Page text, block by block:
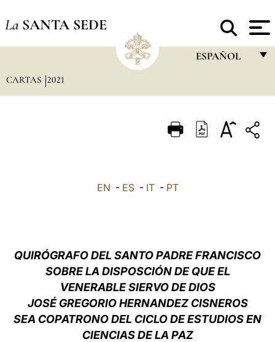
La SANTA SEDE
ESPAÑOL
ITALIANO
中文
LATINE
CARTAS 2021
EN - ES- IT- PT
QUIRÓGRAFO DEL SANTO PADRE FRANCISCO
SOBRE LA DISPOSCIÓN DE QUE EL
VENERABLE SIERVO DE DIOS
JOSÉ GREGORIO HERNANDEZ CISNEROS
SEA COPATRONO DEL CICLO DE ESTUDIOS EN
CIENCIAS DE LA PAZ